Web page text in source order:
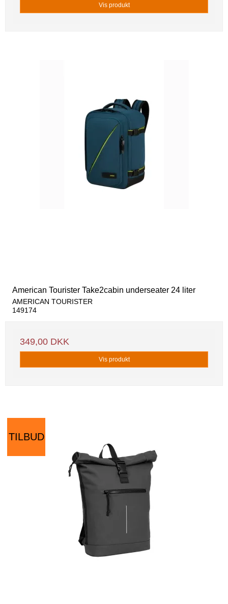
Vis produkt
American Tourister Take2cabin underseater 24 liter
AMERICAN TOURISTER
149174
349,00 DKK
Vis produkt
TILBUD